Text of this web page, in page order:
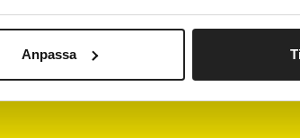
Anpassa
1